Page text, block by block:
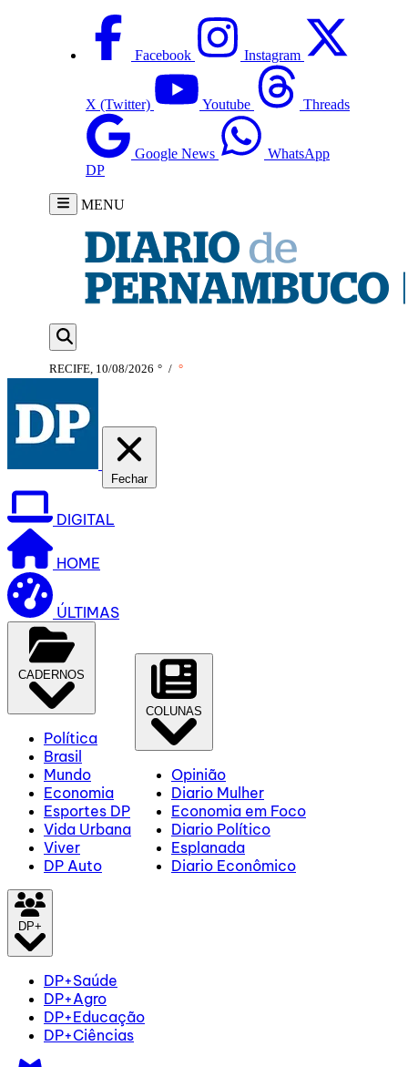
Facebook Instagram
X (Twitter) Youtube Threads
Google News
WhatsApp
DP
MENU
RECIFE, 10/08/2026 ° / °
Fechar
DIGITAL
HOME
ÚLTIMAS
CADERNOS
Política
Brasil
Mundo
Economia
Esportes DP
Vida Urbana
Viver
DP Auto
COLUNAS
Opinião
Diario Mulher
Economia em Foco
Diario Político
Esplanada
Diario Econômico
DP+
DP+Saúde
DP+Agro
DP+Educação
DP+Ciências